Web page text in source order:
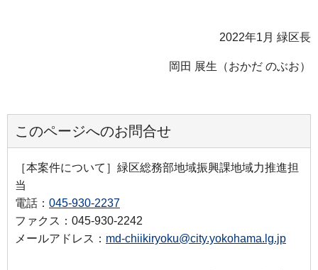
2022年1月 緑区長
岡田 展生（おかだ のぶお）
このページへのお問合せ
［本案件について］緑区総務部地域振興課地域力推進担
当
電話： 045-930-2237
ファクス：045-930-2242
メールアドレス： md-chiikiryoku@city.yokohama.lg.jp